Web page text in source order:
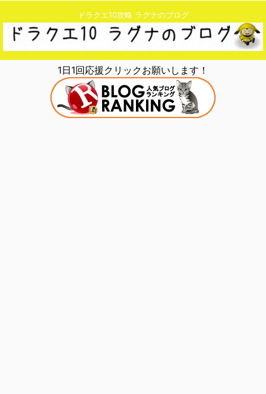
ドラクエ10攻略 ラグナのブログ
1日1回応援クリックお願いします！